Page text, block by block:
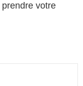
votre